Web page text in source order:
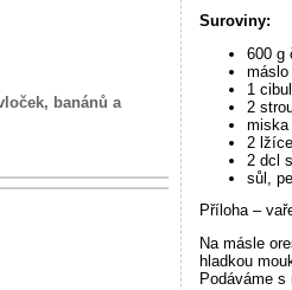
banánů a
Suroviny:
600 g
máslo
1
2
miska
2
2 dcl
sůl,
Příloha –
Na másle
hladkou
Podáváme s